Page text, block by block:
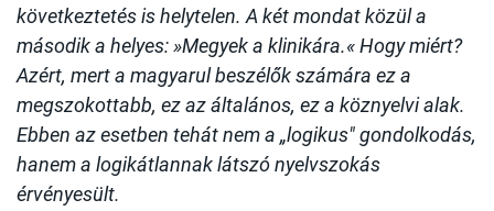
következtetés is helytelen. A két mondat közül a
második a helyes: »Megyek a klinikára.« Hogy miért?
Azért, mert a magyarul beszélők számára ez a
megszokottabb, ez az általános, ez a köznyelvi alak.
Ebben az esetben tehát nem a „logikus" gondolkodás,
hanem a logikátlannak látszó nyelvszokás
érvényesült.